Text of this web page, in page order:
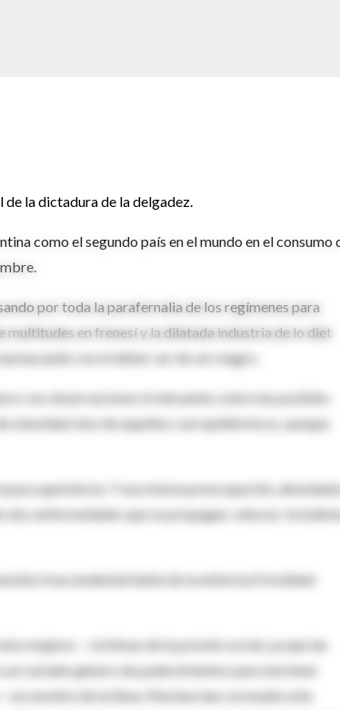
la dictadura de la delgadez.
como el segundo país en el mundo en el consumo
por toda la parafernalia de los regímenes para
en frenesí y la dilatada industria de lo diet
con el deber ser de ser magro.
con observaciones irrelevantes sobre las posibles
obesidad sino de aquellos casi epidérmicos, aunque
apariencia. Y esa misma preocupación,
enfermedades que se propagan, veloces: la
trascendental habla de la enferma frivolidad
mujeres —víctimas de la presión social, ya que las
variado género de padecimientos para terminar
nombre de la línea. Muchas han coronado este